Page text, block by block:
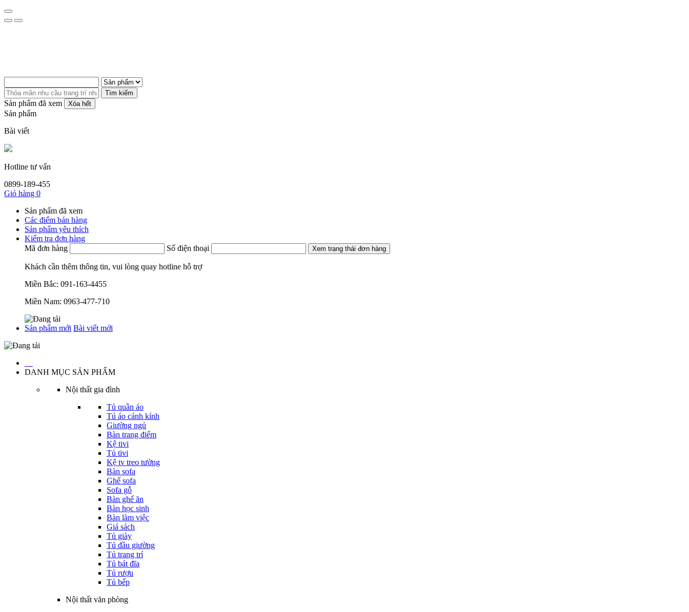
Tìm kiếm
Sản phẩm đã xem Xóa hết
Sản phẩm
Bài viết
Hotline tư vấn
0899-189-455
Giỏ hàng 0
Sản phẩm đã xem
Các điểm bán hàng
Sản phẩm yêu thích
Kiểm tra đơn hàng
Mã đơn hàng
Số điện thoại Xem trạng thái đơn hàng
Khách cần thêm thông tin, vui lòng quay hotline hỗ trợ
Miền Bắc: 091-163-4455
Miền Nam: 0963-477-710
Sản phẩm mới Bài viết mới
DANH MỤC SẢN PHẨM
Nội thất gia đình
Tủ quần áo
Tú áo cánh kính
Giường ngủ
Bàn trang điểm
Kệ tivi
Tủ tivi
Kệ tv treo tường
Bàn sofa
Ghế sofa
Sofa gỗ
Bàn ghế ăn
Bàn học sinh
Bàn làm việc
Giá sách
Tủ giày
Tủ đầu giường
Tủ trang trí
Tủ bát đĩa
Tủ rượu
Tủ bếp
Nội thất văn phòng